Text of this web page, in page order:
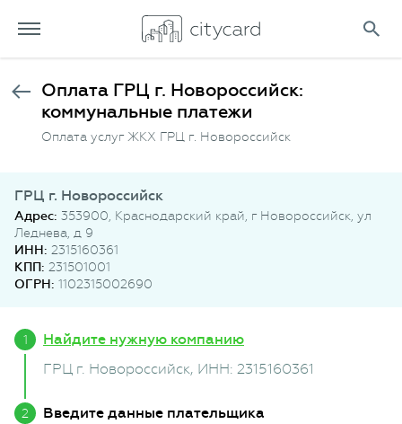
Оплата ГРЦ г. Новороссийск:
коммунальные платежи
Оплата услуг ЖКХ ГРЦ г. Новороссийск
ГРЦ г. Новороссийск
Адрес: 353900, Краснодарский край, г Новороссийск, ул
Леднева, д 9
ИНН: 2315160361
КПП: 231501001
ОГРН: 1102315002690
Найдите нужную компанию
ГРЦ г. Новороссийск, ИНН: 2315160361
Введите данные плательщика